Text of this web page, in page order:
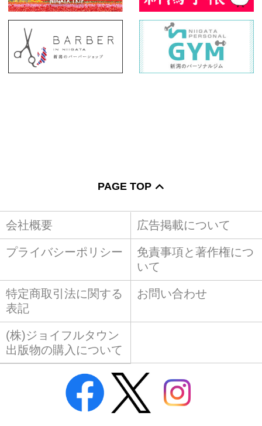
PAGE TOP
会社概要 広告掲載について
プライバシーポリシー
免責事項と著作権につ
いて
特定商取引法に関する
表記
お問い合わせ
(株)ジョイフルタウン
出版物の購入について